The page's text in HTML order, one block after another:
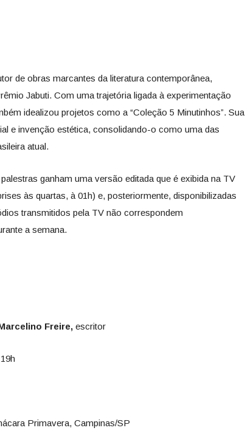
de obras marcantes da literatura contemporânea,
Jabuti. Com uma trajetória ligada à experimentação
idealizou projetos como a “Coleção 5 Minutinhos”. Sua
e invenção estética, consolidando-o como uma das
atual.
ganham uma versão editada que é exibida na TV
às quartas, à 01h) e, posteriormente, disponibilizadas
transmitidos pela TV não correspondem
a semana.
Freire, escritor
Primavera, Campinas/SP